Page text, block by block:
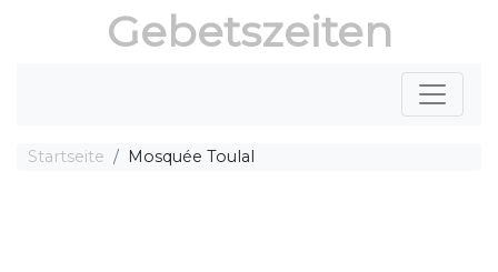
Gebetszeiten
Startseite Mosquée Toulal